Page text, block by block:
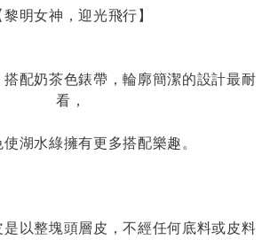
黎明女神，迎光飛行】
配奶茶色錶帶，輪廓簡潔的設計最耐
看，
湖水綠擁有更多搭配樂趣。
是以整塊頭層皮，不經任何底料或皮料